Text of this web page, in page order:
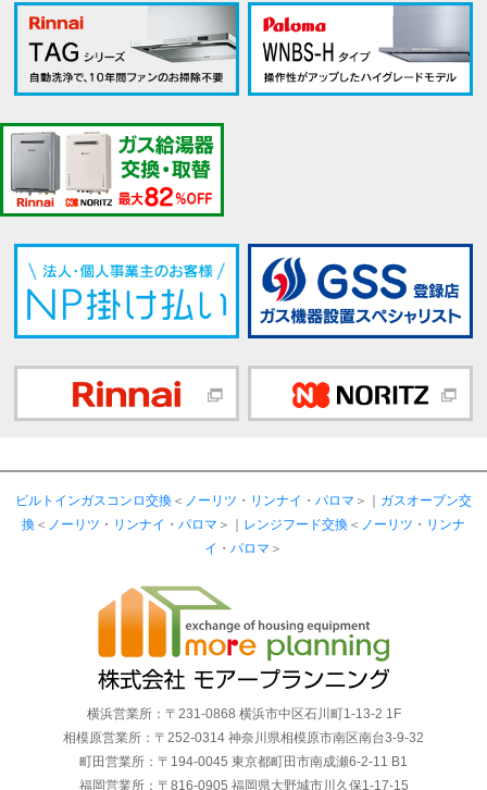
ビルトインガスコンロ交換 ＜ ノーリツ ・ リンナイ ・ パロマ ＞｜ ガスオーブン交
換 ＜ ノーリツ ・ リンナイ ・ パロマ ＞｜ レンジフード交換 ＜ ノーリツ ・ リンナ
イ ・ パロマ ＞
横浜営業所：〒231-0868 横浜市中区石川町1-13-2 1F
相模原営業所：〒252-0314 神奈川県相模原市南区南台3-9-32
町田営業所：〒194-0045 東京都町田市南成瀬6-2-11 B1
福岡営業所：〒816-0905 福岡県大野城市川久保1-17-15